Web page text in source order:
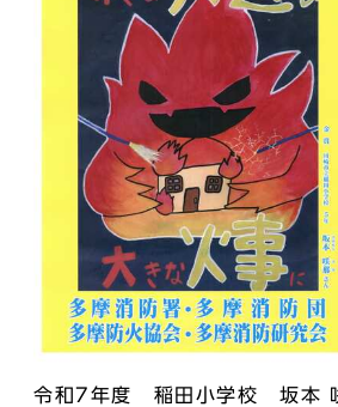
令和7年度 稲田小学校 坂本